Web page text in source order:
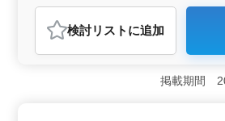
おすすめポイント
＜福利厚生と勤務条件＞ 賞与は年1
度もあり、年収は安定しています。
勤のストレスを軽減。週休2日制で、
検討リスト に追加
掲載期間